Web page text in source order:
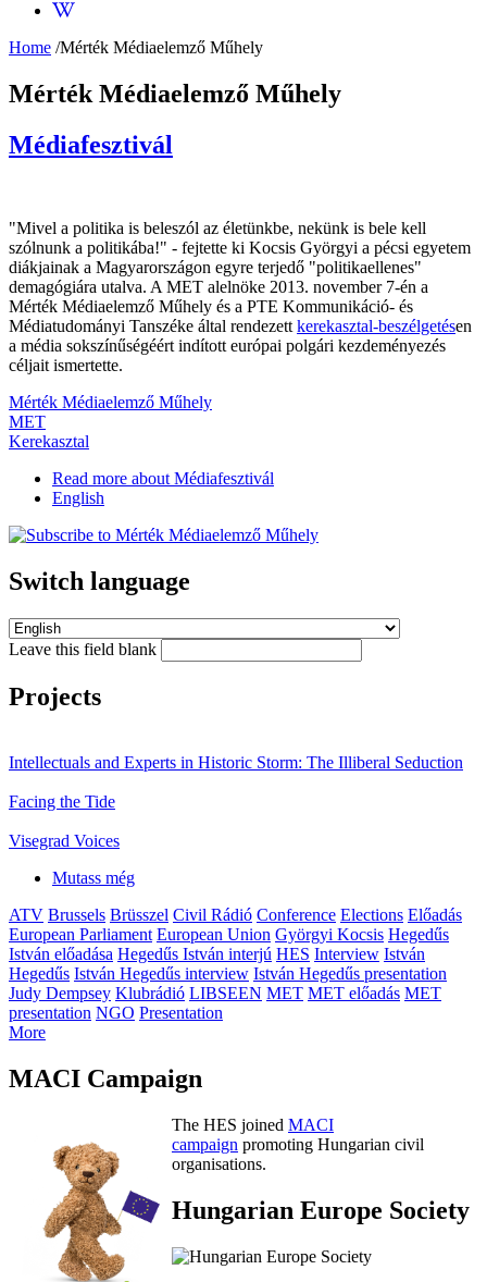
Home /Mérték Médiaelemző Műhely
Mérték Médiaelemző Műhely
Médiafesztivál
"Mivel a politika is beleszól az életünkbe, nekünk is bele kell
szólnunk a politikába!" - fejtette ki Kocsis Györgyi a pécsi egyetem
diákjainak a Magyarországon egyre terjedő "politikaellenes"
demagógiára utalva. A MET alelnöke 2013. november 7-én a
Mérték Médiaelemző Műhely és a PTE Kommunikáció- és
Médiatudományi Tanszéke által rendezett kerekasztal-beszélgetésen
a média sokszínűségéért indított európai polgári kezdeményezés
céljait ismertette.
Mérték Médiaelemző Műhely
MET
Kerekasztal
Read more about Médiafesztivál
English
Switch language
Leave this field blank
Projects
Intellectuals and Experts in Historic Storm: The Illiberal Seduction
Facing the Tide
Visegrad Voices
Mutass még
ATV Brussels Brüsszel Civil Rádió Conference Elections Előadás
European Parliament European Union Györgyi Kocsis Hegedűs
István előadása Hegedűs István interjú HES Interview István
Hegedűs István Hegedűs interview István Hegedűs presentation
Judy Dempsey Klubrádió LIBSEEN MET MET előadás MET
presentation NGO Presentation
More
MACI Campaign
The HES joined MACI
campaign promoting Hungarian civil
organisations.
Hungarian Europe Society